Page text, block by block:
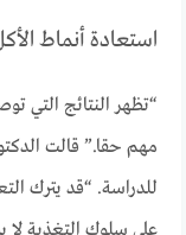
استعادة أنماط
“تظهر النتائج التي
مهم حقا.” قالت
للدراسة. “قد يترك